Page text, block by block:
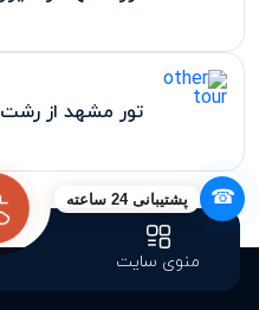
تور مشهد از رشت
منوی سایت
☎ پشتیبانی 24 ساعته